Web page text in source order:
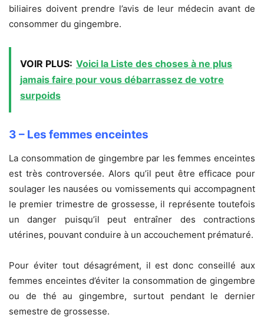
biliaires doivent prendre l’avis de leur médecin avant de
consommer du gingembre.
VOIR PLUS: Voici la Liste des choses à ne plus
jamais faire pour vous débarrassez de votre
surpoids
3 – Les femmes enceintes
La consommation de gingembre par les femmes enceintes
est très controversée. Alors qu’il peut être efficace pour
soulager les nausées ou vomissements qui accompagnent
le premier trimestre de grossesse, il représente toutefois
un danger puisqu’il peut entraîner des contractions
utérines, pouvant conduire à un accouchement prématuré.
Pour éviter tout désagrément, il est donc conseillé aux
femmes enceintes d’éviter la consommation de gingembre
ou de thé au gingembre, surtout pendant le dernier
semestre de grossesse.